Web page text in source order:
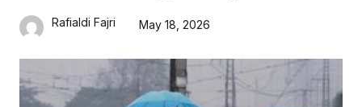
Rafialdi Fajri May 18, 2026